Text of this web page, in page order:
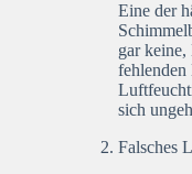
Eine der
gar
sich
Falsches